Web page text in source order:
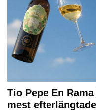
Tio Pepe En
mest